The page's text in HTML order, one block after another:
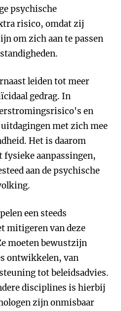
psychische
risico, omdat zij
om zich aan te passen
leiden tot meer
gedrag. In
en
met zich mee
Het is daarom
fysieke aanpassingen,
aan de psychische
een steeds
mitigeren van deze
moeten bewustzijn
ontwikkelen, van
tot beleidsadvies.
disciplines is hierbij
zijn onmisbaar